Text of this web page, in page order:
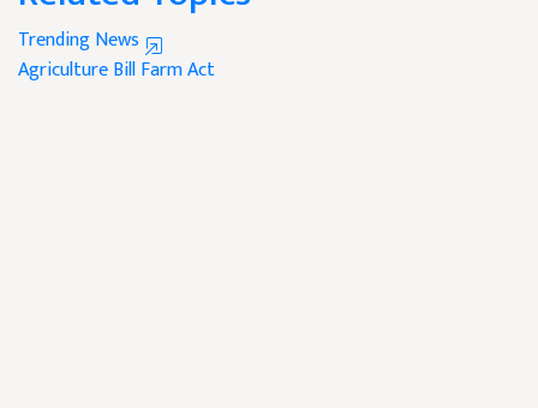
Trending News
Agriculture BillFarm Act